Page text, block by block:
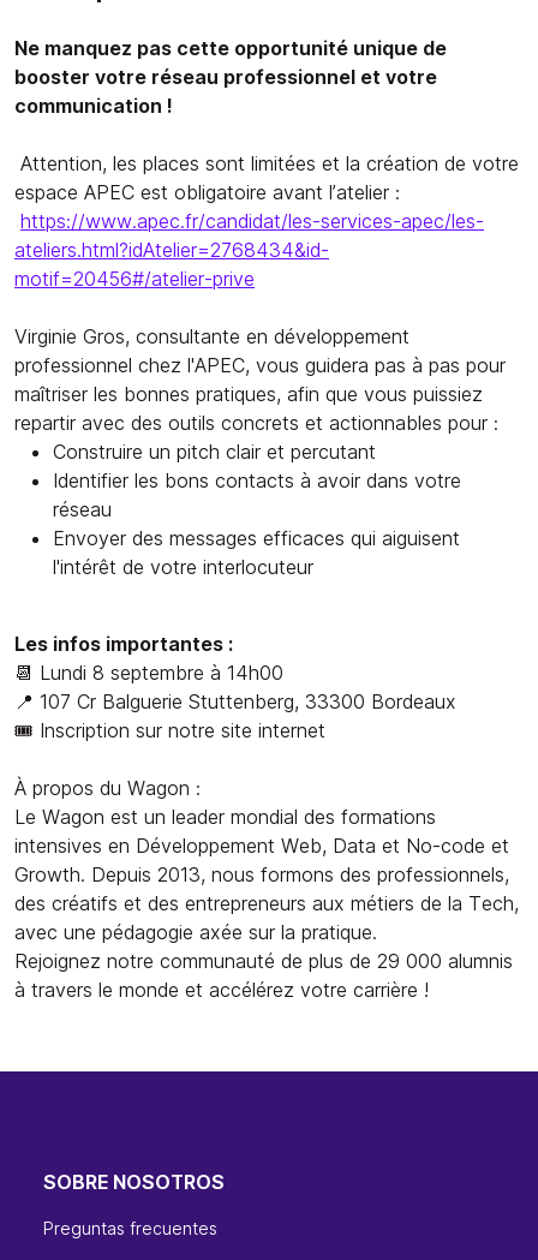
Ne manquez pas cette opportunité unique de
booster votre réseau professionnel et votre
communication !
Attention, les places sont limitées et la création de votre
espace APEC est obligatoire avant l’atelier :
https://www.apec.fr/candidat/les-services-apec/les-
ateliers.html?idAtelier=2768434&id-
motif=20456#/atelier-prive
Virginie Gros, consultante en développement
professionnel chez l'APEC, vous guidera pas à pas pour
maîtriser les bonnes pratiques, afin que vous puissiez
repartir avec des outils concrets et actionnables pour :
Construire un pitch clair et percutant
Identifier les bons contacts à avoir dans votre
réseau
Envoyer des messages efficaces qui aiguisent
l'intérêt de votre interlocuteur
Les infos importantes :
📆 Lundi 8 septembre à 14h00
📍 107 Cr Balguerie Stuttenberg, 33300 Bordeaux
🎟️ Inscription sur notre site internet
À propos du Wagon :
Le Wagon est un leader mondial des formations
intensives en Développement Web, Data et No-code et
Growth. Depuis 2013, nous formons des professionnels,
des créatifs et des entrepreneurs aux métiers de la Tech,
avec une pédagogie axée sur la pratique.
Rejoignez notre communauté de plus de 29 000 alumnis
à travers le monde et accélérez votre carrière !
SOBRE NOSOTROS
Preguntas frecuentes